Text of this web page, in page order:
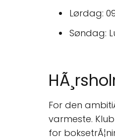
Lørdag:
Søndag:
For den
varmeste.
for